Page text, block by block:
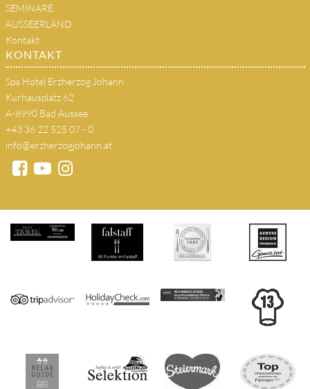
SEMINARE
AUSSEERLAND
Kontakt
KONTAKT
Spa Hotel Erzherzog Johann
Kurhausplatz 62
A-8990 Bad Aussee
+43 36 22 525 07 - 0
info@erzherzogjohann.at